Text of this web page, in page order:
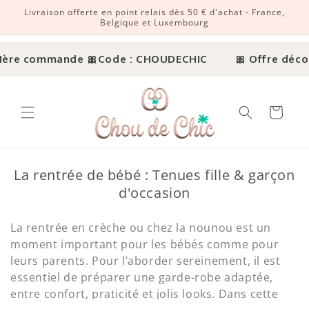
et passer au contenu
Livraison offerte en point relais dès 50 € d'achat - France,
Belgique et Luxembourg
🎀Code : CHOUDECHIC 🎀 Offre
Panier
La rentrée de bébé : Tenues fille & garçon
d'occasion
La rentrée en crèche ou chez la nounou est un
moment important pour les bébés comme pour
leurs parents. Pour l’aborder sereinement, il est
essentiel de préparer une garde-robe adaptée,
entre confort, praticité et jolis looks. Dans cette